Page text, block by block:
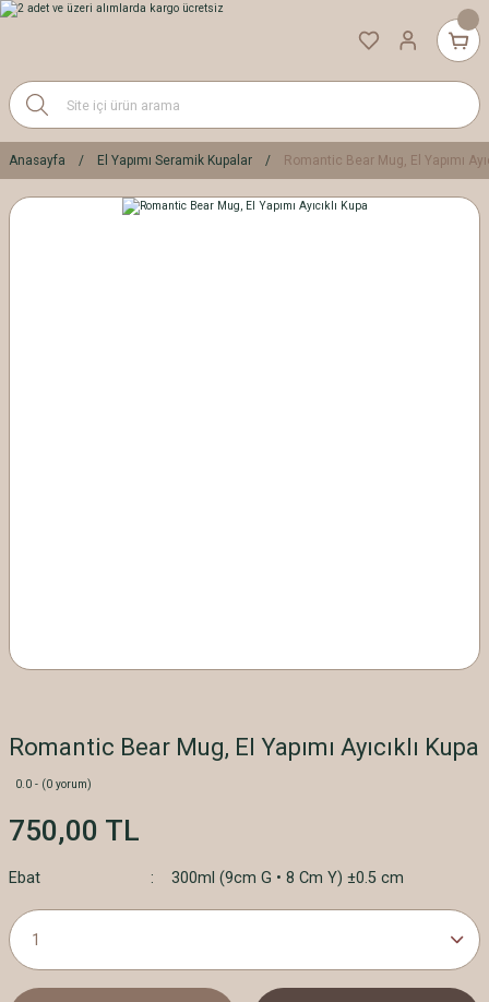
Anasayfa El Yapımı Seramik Kupalar Romantic Bear Mug, El Yapımı
Romantic Bear Mug, El Yapımı Ayıcıklı Kupa
0.0 - (0 yorum)
750,00 TL
Ebat 300ml (9cm G • 8 Cm Y) ±0.5 cm